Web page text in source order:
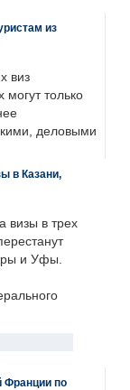
из
виз
только
деловыми
в Казани,
визы в трех
и Уфы.
Франции по